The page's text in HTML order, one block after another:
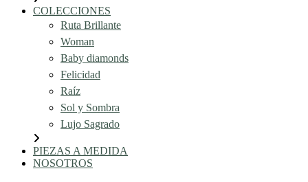
COLECCIONES
Ruta Brillante
Woman
Baby diamonds
Felicidad
Raíz
Sol y Sombra
Lujo Sagrado
PIEZAS A MEDIDA
NOSOTROS